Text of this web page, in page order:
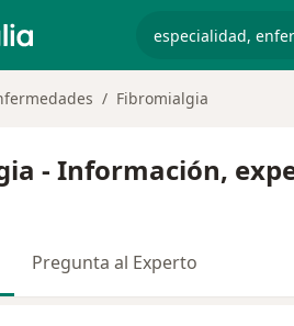
Fibromialgia
- Información,
Pregunta al Experto